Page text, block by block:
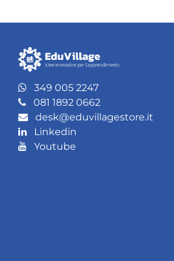
349 005 2247
081 1892 0662
desk@eduvillagestore.it
Linkedin
Youtube